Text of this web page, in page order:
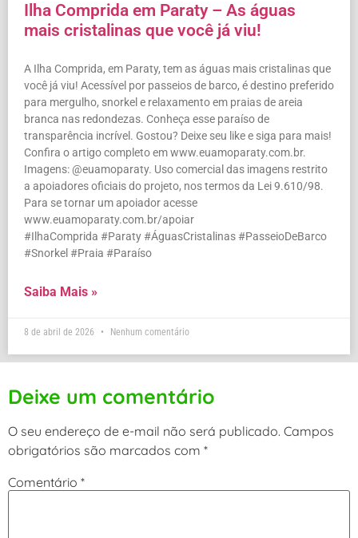
Ilha Comprida em Paraty – As águas
mais cristalinas que você já viu!
A Ilha Comprida, em Paraty, tem as águas mais cristalinas que
você já viu! Acessível por passeios de barco, é destino preferido
para mergulho, snorkel e relaxamento em praias de areia
branca nas redondezas. Conheça esse paraíso de
transparência incrível. Gostou? Deixe seu like e siga para mais!
Confira o artigo completo em www.euamoparaty.com.br.
Imagens: @euamoparaty. Uso comercial das imagens restrito
a apoiadores oficiais do projeto, nos termos da Lei 9.610/98.
Para se tornar um apoiador acesse
www.euamoparaty.com.br/apoiar
#IlhaComprida #Paraty #ÁguasCristalinas #PasseioDeBarco
#Snorkel #Praia #Paraíso
Saiba Mais »
8 de abril de 2026 Nenhum comentário
Deixe um comentário
O seu endereço de e-mail não será publicado. Campos
obrigatórios são marcados com *
Comentário *